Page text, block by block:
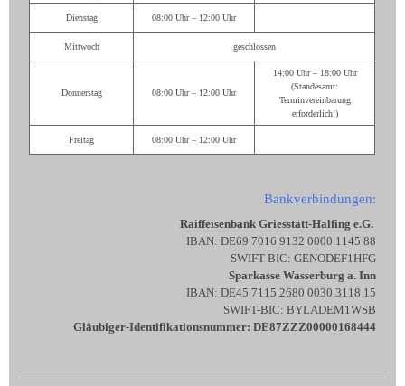
Dienstag 08:00 Uhr – 12:00 Uhr
Mittwoch geschlossen
Donnerstag 08:00 Uhr – 12:00 Uhr
14:00 Uhr – 18:00 Uhr
(Standesamt:
Terminvereinbarung
erforderlich!)
Freitag 08:00 Uhr – 12:00 Uhr
Bankverbindungen:
Raiffeisenbank Griesstätt-Halfing e.G.
IBAN: DE69 7016 9132 0000 1145 88
SWIFT-BIC: GENODEF1HFG
Sparkasse Wasserburg a. Inn
IBAN: DE45 7115 2680 0030 3118 15
SWIFT-BIC: BYLADEM1WSB
Gläubiger-Identifikationsnummer: DE87ZZZ00000168444